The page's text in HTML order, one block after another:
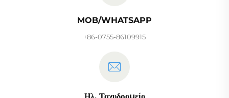
MOB/WHATSAPP
+86-0755-86109915
Ηλ. Ταχυδρομείο